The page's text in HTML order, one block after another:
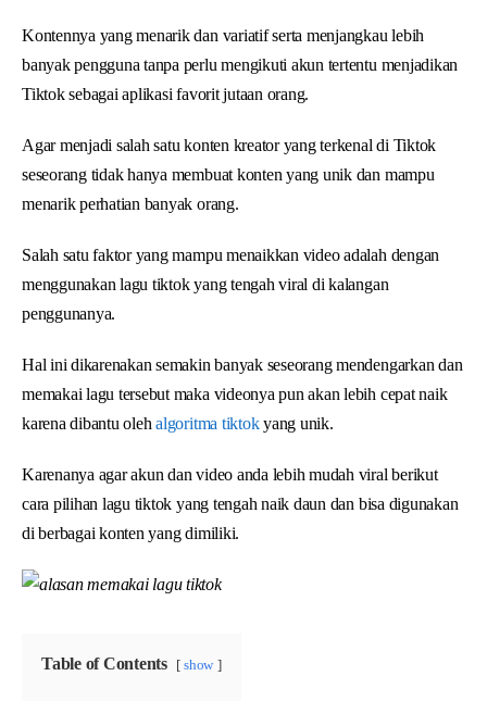
Kontennya yang menarik dan variatif serta menjangkau lebih
banyak pengguna tanpa perlu mengikuti akun tertentu menjadikan
Tiktok sebagai aplikasi favorit jutaan orang.
Agar menjadi salah satu konten kreator yang terkenal di Tiktok
seseorang tidak hanya membuat konten yang unik dan mampu
menarik perhatian banyak orang.
Salah satu faktor yang mampu menaikkan video adalah dengan
menggunakan lagu tiktok yang tengah viral di kalangan
penggunanya.
Hal ini dikarenakan semakin banyak seseorang mendengarkan dan
memakai lagu tersebut maka videonya pun akan lebih cepat naik
karena dibantu oleh algoritma tiktokyang unik.
Karenanya agar akun dan video anda lebih mudah viral berikut
cara pilihan lagu tiktok yang tengah naik daun dan bisa digunakan
di berbagai konten yang dimiliki.
Table of Contents show